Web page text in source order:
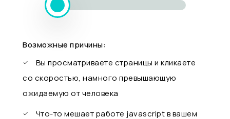
Возможные причины:
Вы просматриваете страницы и кликаете
со скоростью, намного превышающую
ожидаемую от человека
Что-то мешает работе javascript в вашем